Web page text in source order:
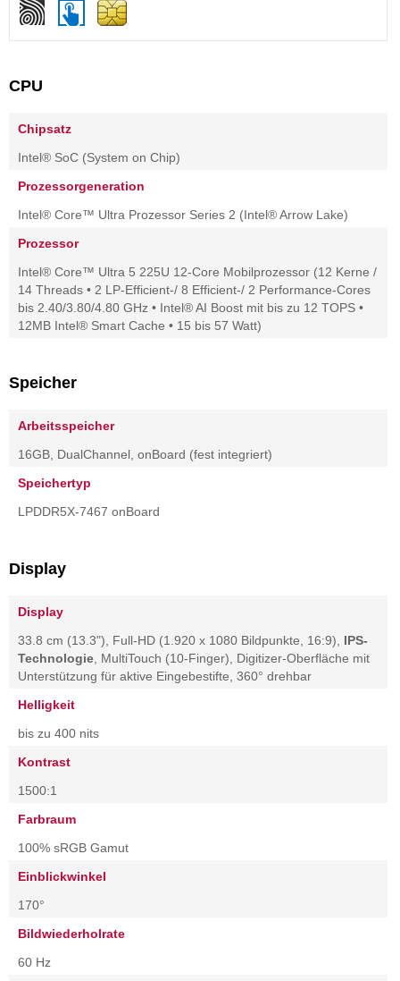
CPU
Chipsatz
Intel® SoC (System on Chip)
Prozessorgeneration
Intel® Core™ Ultra Prozessor Series 2 (Intel® Arrow Lake)
Prozessor
Intel® Core™ Ultra 5 225U 12-Core Mobilprozessor (12 Kerne /
14 Threads • 2 LP-Efficient-/ 8 Efficient-/ 2 Performance-Cores
bis 2.40/3.80/4.80 GHz • Intel® AI Boost mit bis zu 12 TOPS •
12MB Intel® Smart Cache • 15 bis 57 Watt)
Speicher
Arbeitsspeicher
16GB, DualChannel, onBoard (fest integriert)
Speichertyp
LPDDR5X-7467 onBoard
Display
Display
33.8 cm (13.3"), Full-HD (1.920 x 1080 Bildpunkte, 16:9), IPS-
Technologie, MultiTouch (10-Finger), Digitizer-Oberfläche mit
Unterstützung für aktive Eingebestifte, 360° drehbar
Helligkeit
bis zu 400 nits
Kontrast
1500:1
Farbraum
100% sRGB Gamut
Einblickwinkel
170°
Bildwiederholrate
60 Hz